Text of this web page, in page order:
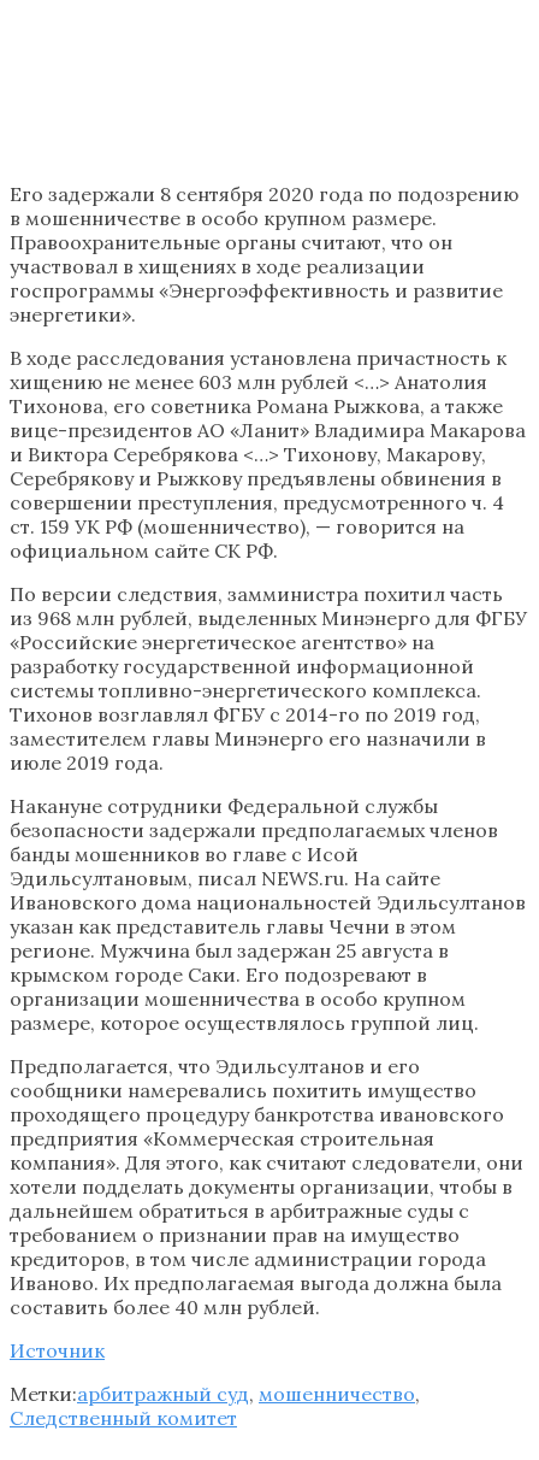
Его задержали 8 сентября 2020 года по подозрению
в мошенничестве в особо крупном размере.
Правоохранительные органы считают, что он
участвовал в хищениях в ходе реализации
госпрограммы «Энергоэффективность и развитие
энергетики».
В ходе расследования установлена причастность к
хищению не менее 603 млн рублей <…> Анатолия
Тихонова, его советника Романа Рыжкова, а также
вице-президентов АО «Ланит» Владимира Макарова
и Виктора Серебрякова <…> Тихонову, Макарову,
Серебрякову и Рыжкову предъявлены обвинения в
совершении преступления, предусмотренного ч. 4
ст. 159 УК РФ (мошенничество), — говорится на
официальном сайте СК РФ.
По версии следствия, замминистра похитил часть
из 968 млн рублей, выделенных Минэнерго для ФГБУ
«Российские энергетическое агентство» на
разработку государственной информационной
системы топливно-энергетического комплекса.
Тихонов возглавлял ФГБУ с 2014-го по 2019 год,
заместителем главы Минэнерго его назначили в
июле 2019 года.
Накануне сотрудники Федеральной службы
безопасности задержали предполагаемых членов
банды мошенников во главе с Исой
Эдильсултановым, писал NEWS.ru. На сайте
Ивановского дома национальностей Эдильсултанов
указан как представитель главы Чечни в этом
регионе. Мужчина был задержан 25 августа в
крымском городе Саки. Его подозревают в
организации мошенничества в особо крупном
размере, которое осуществлялось группой лиц.
Предполагается, что Эдильсултанов и его
сообщники намеревались похитить имущество
проходящего процедуру банкротства ивановского
предприятия «Коммерческая строительная
компания». Для этого, как считают следователи, они
хотели подделать документы организации, чтобы в
дальнейшем обратиться в арбитражные суды с
требованием о признании прав на имущество
кредиторов, в том числе администрации города
Иваново. Их предполагаемая выгода должна была
составить более 40 млн рублей.
Источник
Метки:арбитражный суд, мошенничество,
Следственный комитет